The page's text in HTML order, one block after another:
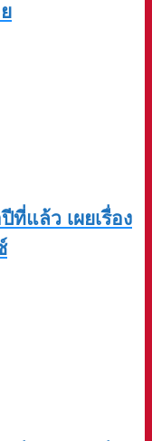
ที่แล้ว เผยเรื่อง